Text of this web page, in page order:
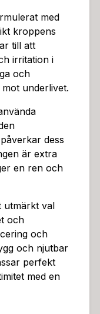
och ger dig full
droppar får
och som inte
för precision oc
viktigt vid utforsk
Water är formule
minimera risken f
är natu
mot underlive
för att skapa en tr
på njutning oc
mjuk och smidi
tillsammans me
inte påve
är extra
ren och behaglig
Pure Water oc
skydd och ökad
med
kroppens
till att
irritation i
och
underlivet.
dess
är extra
en ren och
utmärkt val
och
och
och njutbar
perfekt
med en